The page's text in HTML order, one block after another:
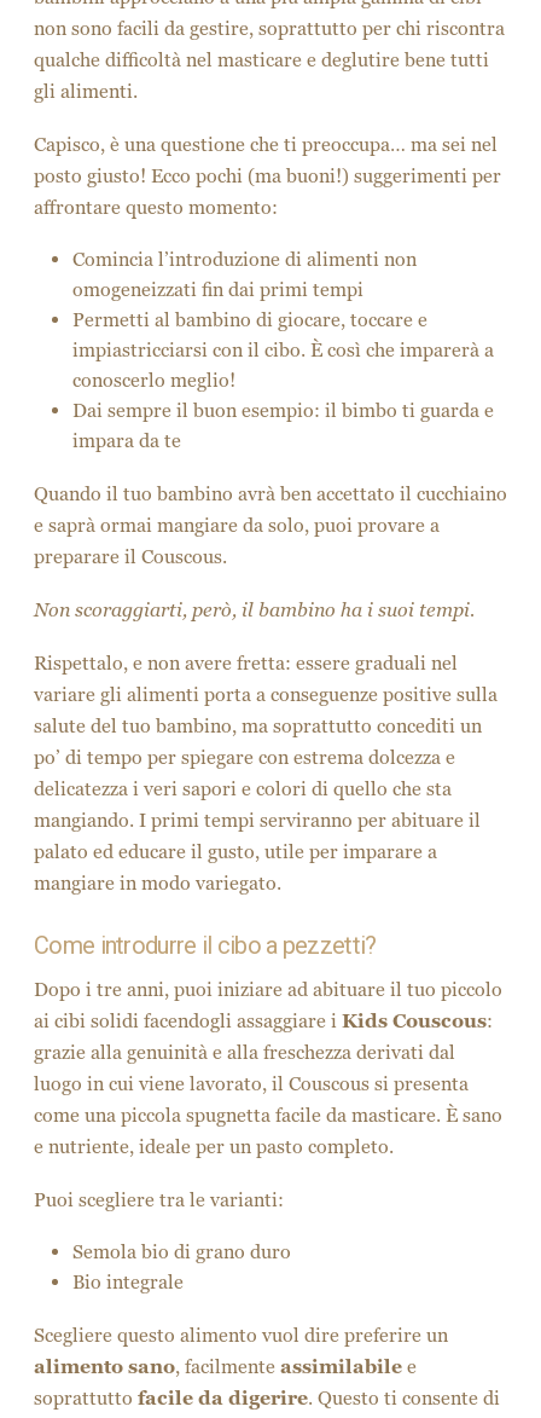
non sono facili da gestire, soprattutto per chi riscontra
qualche difficoltà nel masticare e deglutire bene tutti
gli alimenti.
Capisco, è una questione che ti preoccupa… ma sei nel
posto giusto! Ecco pochi (ma buoni!) suggerimenti per
affrontare questo momento:
Comincia l’introduzione di alimenti non
omogeneizzati fin dai primi tempi
Permetti al bambino di giocare, toccare e
impiastricciarsi con il cibo. È così che imparerà a
conoscerlo meglio!
Dai sempre il buon esempio: il bimbo ti guarda e
impara da te
Quando il tuo bambino avrà ben accettato il cucchiaino
e saprà ormai mangiare da solo, puoi provare a
preparare il Couscous.
Non scoraggiarti, però, il bambino ha i suoi tempi.
Rispettalo, e non avere fretta: essere graduali nel
variare gli alimenti porta a conseguenze positive sulla
salute del tuo bambino, ma soprattutto concediti un
po’ di tempo per spiegare con estrema dolcezza e
delicatezza i veri sapori e colori di quello che sta
mangiando. I primi tempi serviranno per abituare il
palato ed educare il gusto, utile per imparare a
mangiare in modo variegato.
Come introdurre il cibo a pezzetti?
Dopo i tre anni, puoi iniziare ad abituare il tuo piccolo
ai cibi solidi facendogli assaggiare i Kids Couscous:
grazie alla genuinità e alla freschezza derivati dal
luogo in cui viene lavorato, il Couscous si presenta
come una piccola spugnetta facile da masticare. È sano
e nutriente, ideale per un pasto completo.
Puoi scegliere tra le varianti:
Semola bio di grano duro
Bio integrale
Scegliere questo alimento vuol dire preferire un
alimento sano, facilmente assimilabile e
soprattutto facile da digerire. Questo ti consente di